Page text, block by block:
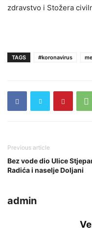
zdravstvo i Stožera
TAGS #koronavirus
Previous article
Bez vode dio Ulice
Radića i naselje Doljani
admin